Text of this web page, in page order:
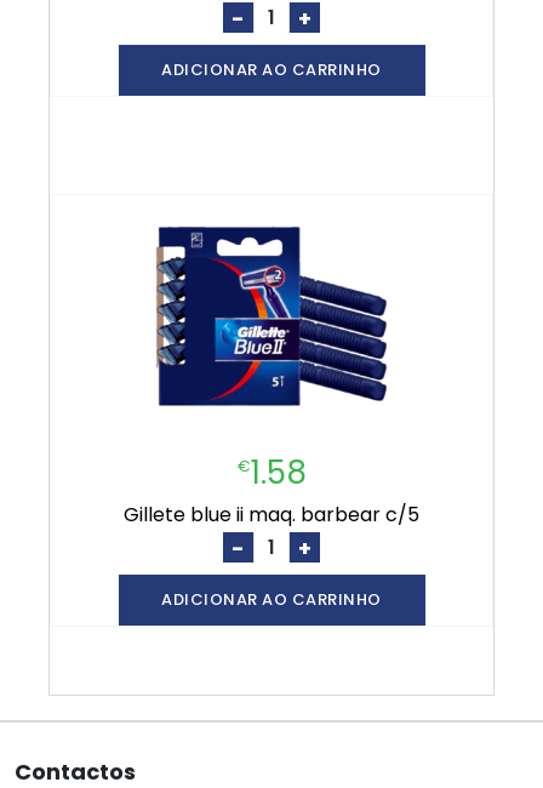
- +
ADICIONAR AO CARRINHO
€1.58
gillete blue ii maq. barbear c/5
- +
ADICIONAR AO CARRINHO
Contactos